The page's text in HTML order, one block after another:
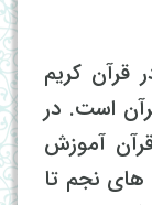
کریم
است. در
قرآن آموزش
نجم تا